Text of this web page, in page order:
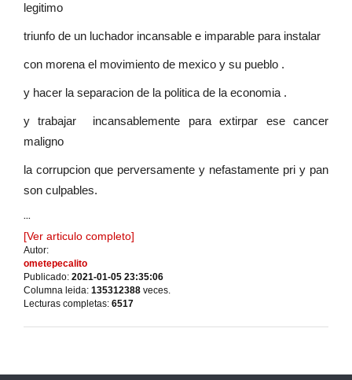
legitimo
triunfo de un luchador incansable e imparable para instalar
con morena el movimiento de mexico y su pueblo .
y hacer la separacion de la politica de la economia .
y trabajar incansablemente para extirpar ese cancer
maligno
la corrupcion que perversamente y nefastamente pri y pan
son culpables.
...
[Ver articulo completo]
Autor:
ometepecalito
Publicado: 2021-01-05 23:35:06
Columna leida: 135312388 veces.
Lecturas completas: 6517